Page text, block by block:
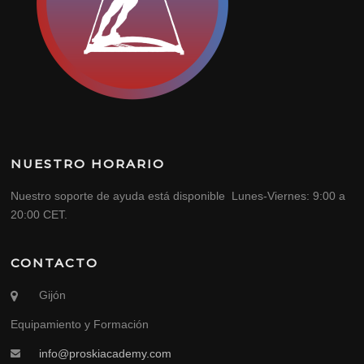
NUESTRO HORARIO
Nuestro soporte de ayuda está disponible Lunes-Viernes: 9:00 a
20:00 CET.
CONTACTO
Gijón
Equipamiento y Formación
info@proskiacademy.com